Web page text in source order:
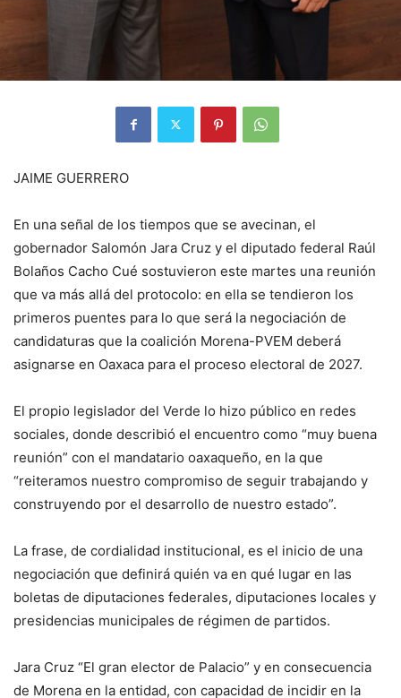
JAIME GUERRERO
En una señal de los tiempos que se avecinan, el
gobernador Salomón Jara Cruz y el diputado federal Raúl
Bolaños Cacho Cué sostuvieron este martes una reunión
que va más allá del protocolo: en ella se tendieron los
primeros puentes para lo que será la negociación de
candidaturas que la coalición Morena-PVEM deberá
asignarse en Oaxaca para el proceso electoral de 2027.
El propio legislador del Verde lo hizo público en redes
sociales, donde describió el encuentro como “muy buena
reunión” con el mandatario oaxaqueño, en la que
“reiteramos nuestro compromiso de seguir trabajando y
construyendo por el desarrollo de nuestro estado”.
La frase, de cordialidad institucional, es el inicio de una
negociación que definirá quién va en qué lugar en las
boletas de diputaciones federales, diputaciones locales y
presidencias municipales de régimen de partidos.
Jara Cruz “El gran elector de Palacio” y en consecuencia
de Morena en la entidad, con capacidad de incidir en la